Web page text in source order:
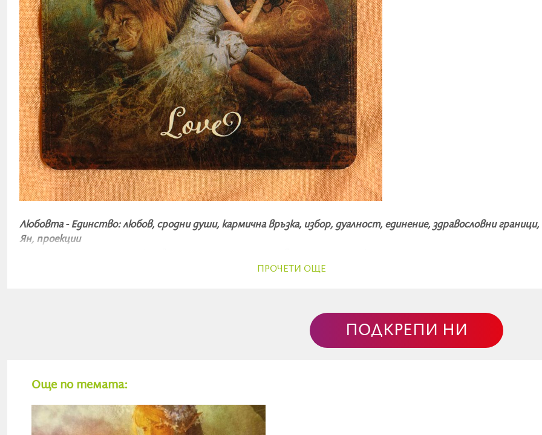
Любовта - Единство: любов, сродни души, кармична връзка, избор, дуалност, единение, здравословни
Ян, проекции
уязвими и може да събуди наши вътрешни съпротиви. Напомня ни, че разделението е само илюзия - всъщност
има два каменни лъва с две колони, на които са изписани символа на огъня – триъгълник с върха нагоре - и
Днес е ден, в който ще търсим баланс между себе си и отсрещния. Тази карта носи възможност за поява на
ПРОЧЕТИ ОЩЕ
ПОДКРЕПИ НИ
Още по темата: